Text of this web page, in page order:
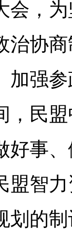
会，
治协
加强
，民
好事
盟智
划的